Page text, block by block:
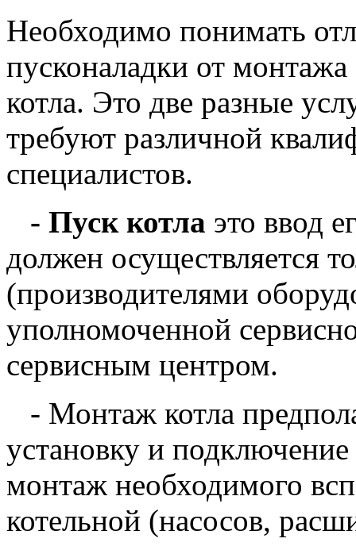
Необходимо понимать
пусконаладки от
котла. Это две разные
требуют различной
специалистов.
- Пуск котла это ввод
должен осуществляется
(производителями
уполномоченной
сервисным центром.
- Монтаж котла
установку и
монтаж необходимого
котельной (насосов,